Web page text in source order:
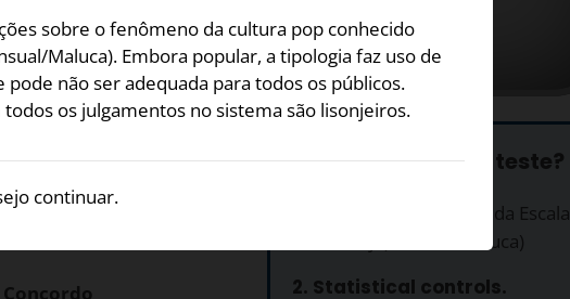
uma das
ou
Concordo
Por que fazer este teste?
Este Teste da Escala
Hot/Crazy (Sensual/Maluca)
2. Statistical controls.
sobre o fenômeno da cultura pop conhecido
Maluca). Embora popular, a tipologia faz uso de
não ser adequada para todos os públicos.
os julgamentos no sistema são lisonjeiros.
continuar.